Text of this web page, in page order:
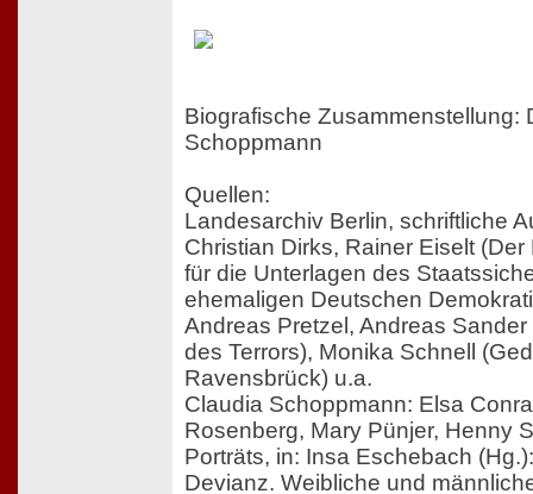
Biografische Zusammenstellung:
Schoppmann
Quellen:
Landesarchiv Berlin, schriftliche
Christian Dirks, Rainer Eiselt
für die Unterlagen des
ehemaligen Deutschen
Andreas Pretzel, Andreas
des Terrors), Monika Schnell
Ravensbrück) u.a.
Claudia Schoppmann: Elsa
Rosenberg, Mary Pünjer, Henny
Porträts, in: Insa Eschebach
Devianz. Weibliche und